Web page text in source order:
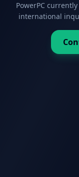
PowerPC
international